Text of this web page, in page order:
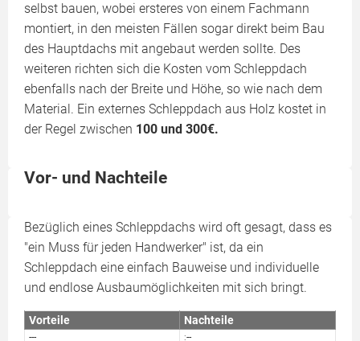
selbst bauen, wobei ersteres von einem Fachmann
montiert, in den meisten Fällen sogar direkt beim Bau
des Hauptdachs mit angebaut werden sollte. Des
weiteren richten sich die Kosten vom Schleppdach
ebenfalls nach der Breite und Höhe, so wie nach dem
Material. Ein externes Schleppdach aus Holz kostet in
der Regel zwischen 100 und 300€.
Vor- und Nachteile
Bezüglich eines Schleppdachs wird oft gesagt, dass es
"ein Muss für jeden Handwerker" ist, da ein
Schleppdach eine einfach Bauweise und individuelle
und endlose Ausbaumöglichkeiten mit sich bringt.
Vorteile Nachteile
---
:--